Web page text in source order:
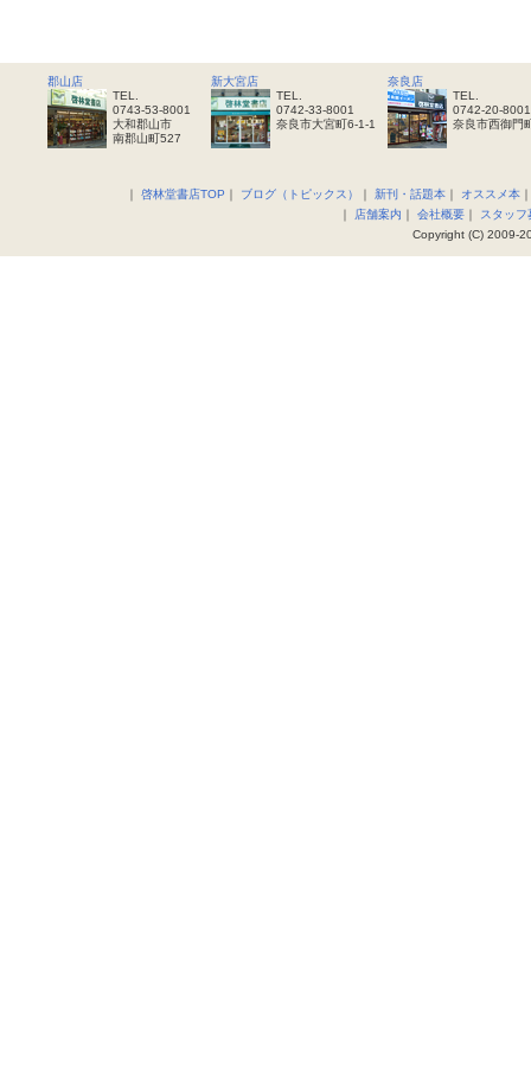
郡山店
TEL.
0743-53-8001
大和郡山市
南郡山町527
新大宮店
TEL.
0742-33-8001
奈良市大宮町6-1-1
奈良店
TEL.
0742-20-8001
奈良市西御門
｜ 啓林堂書店TOP ｜ ブログ（トピックス） ｜ 新刊・話題本 ｜ オススメ本
｜ 店舗案内 ｜ 会社概要 ｜ スタッフ
Copyright (C) 2009-